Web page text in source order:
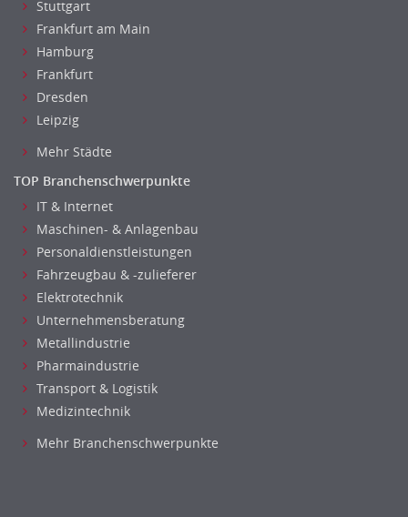
Stuttgart
Frankfurt am Main
Hamburg
Frankfurt
Dresden
Leipzig
Mehr Städte
TOP Branchenschwerpunkte
IT & Internet
Maschinen- & Anlagenbau
Personaldienstleistungen
Fahrzeugbau & -zulieferer
Elektrotechnik
Unternehmensberatung
Metallindustrie
Pharmaindustrie
Transport & Logistik
Medizintechnik
Mehr Branchenschwerpunkte